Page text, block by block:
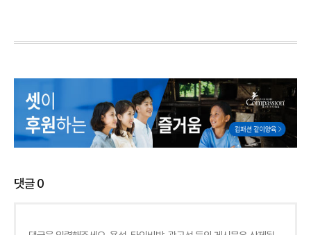
댓글0